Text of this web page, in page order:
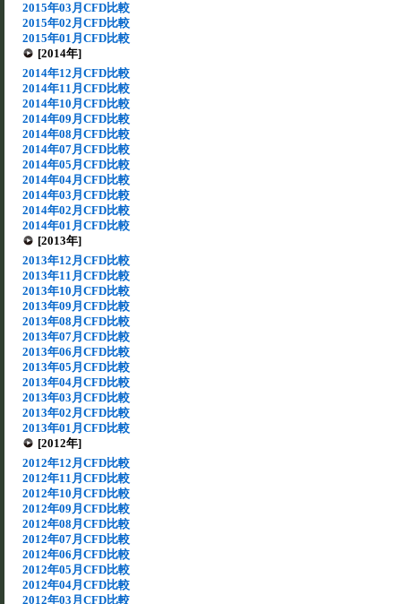
2015年03月CFD比較
2015年02月CFD比較
2015年01月CFD比較
[2014年]
2014年12月CFD比較
2014年11月CFD比較
2014年10月CFD比較
2014年09月CFD比較
2014年08月CFD比較
2014年07月CFD比較
2014年05月CFD比較
2014年04月CFD比較
2014年03月CFD比較
2014年02月CFD比較
2014年01月CFD比較
[2013年]
2013年12月CFD比較
2013年11月CFD比較
2013年10月CFD比較
2013年09月CFD比較
2013年08月CFD比較
2013年07月CFD比較
2013年06月CFD比較
2013年05月CFD比較
2013年04月CFD比較
2013年03月CFD比較
2013年02月CFD比較
2013年01月CFD比較
[2012年]
2012年12月CFD比較
2012年11月CFD比較
2012年10月CFD比較
2012年09月CFD比較
2012年08月CFD比較
2012年07月CFD比較
2012年06月CFD比較
2012年05月CFD比較
2012年04月CFD比較
2012年03月CFD比較